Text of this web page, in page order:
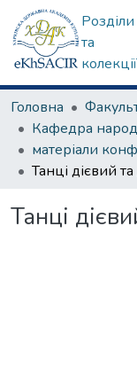
Розділи
та
колекції
Головна
Танці